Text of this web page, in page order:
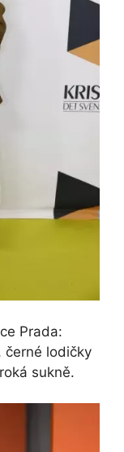
Prada:
černé lodičky
sukně.